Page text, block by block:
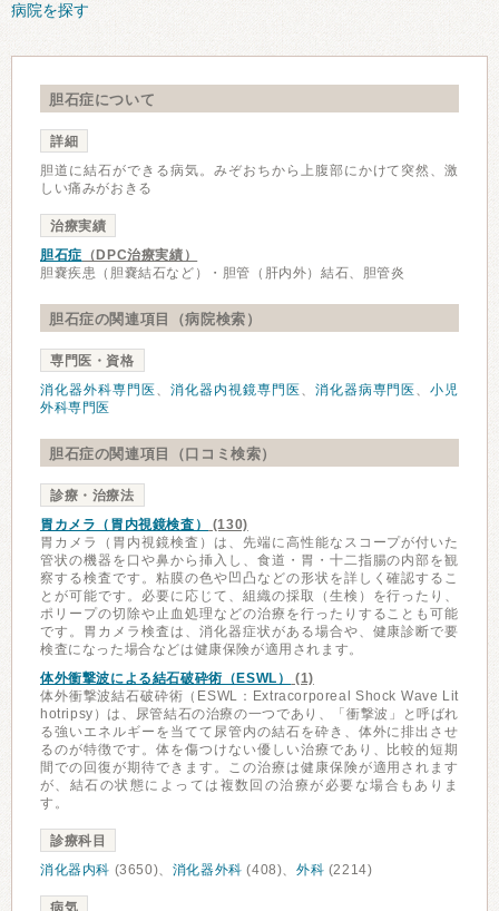
病院を探す
胆石症について
詳細
胆道に結石ができる病気。みぞおちから上腹部にかけて突然、激
しい痛みがおきる
治療実績
胆石症 （DPC治療実績）
胆嚢疾患（胆嚢結石など）・胆管（肝内外）結石、胆管炎
胆石症の関連項目（病院検索）
専門医・資格
消化器外科専門医 、 消化器内視鏡専門医 、 消化器病専門医 、小児
外科専門医
胆石症の関連項目（口コミ検索）
診療・治療法
胃カメラ（胃内視鏡検査）
(130)
胃カメラ（胃内視鏡検査）は、先端に高性能なスコープが付いた
管状の機器を口や鼻から挿入し、食道・胃・十二指腸の内部を観
察する検査です。粘膜の色や凹凸などの形状を詳しく確認するこ
とが可能です。必要に応じて、組織の採取（生検）を行ったり、
ポリープの切除や止血処理などの治療を行ったりすることも可能
です。胃カメラ検査は、消化器症状がある場合や、健康診断で要
検査になった場合などは健康保険が適用されます。
体外衝撃波による結石破砕術（ESWL）
(1)
体外衝撃波結石破砕術（ESWL：Extracorporeal Shock Wave Lit
hotripsy）は、尿管結石の治療の一つであり、「衝撃波」と呼ばれ
る強いエネルギーを当てて尿管内の結石を砕き、体外に排出させ
るのが特徴です。体を傷つけない優しい治療であり、比較的短期
間での回復が期待できます。この治療は健康保険が適用されます
が、結石の状態によっては複数回の治療が必要な場合もありま
す。
診療科目
消化器内科 (3650)、 消化器外科 (408)、外科 (2214)
病気